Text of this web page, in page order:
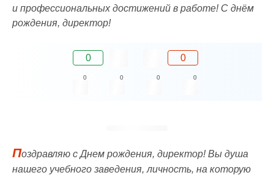
и профессиональных достижений в работе! С днём
рождения, директор!
0 0
0 0 0 0
Поздравляю с Днем рождения, директор! Вы душа
нашего учебного заведения, личность, на которую